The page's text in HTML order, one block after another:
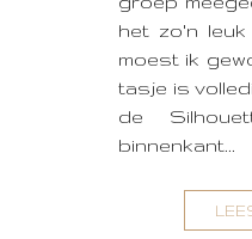
het zo'n
moest ik
tasje is
de
binnenkant...